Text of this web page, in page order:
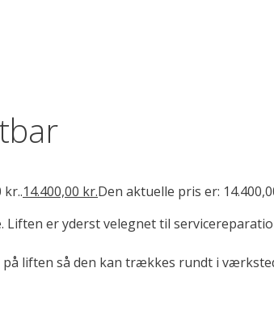
kr..14.400,00 kr.Den aktuelle pris er:
er yderst velegnet til
liften så den kan trækkes rundt i